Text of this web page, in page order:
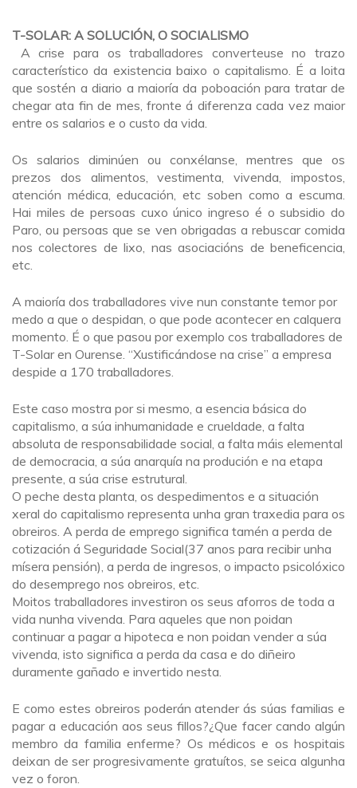
T-SOLAR: A SOLUCIÓN, O SOCIALISMO
A crise para os traballadores converteuse no trazo
característico da existencia baixo o capitalismo. É a loita
que sostén a diario a maioría da poboación para tratar de
chegar ata fin de mes, fronte á diferenza cada vez maior
entre os salarios e o custo da vida.
Os salarios diminúen ou conxélanse, mentres que os
prezos dos alimentos, vestimenta, vivenda, impostos,
atención médica, educación, etc soben como a escuma.
Hai miles de persoas cuxo único ingreso é o subsidio do
Paro, ou persoas que se ven obrigadas a rebuscar comida
nos colectores de lixo, nas asociacións de beneficencia,
etc.
A maioría dos traballadores vive nun constante temor por
medo a que o despidan, o que pode acontecer en calquera
momento. É o que pasou por exemplo cos traballadores de
T-Solar en Ourense. “Xustificándose na crise” a empresa
despide a 170 traballadores.
Este caso mostra por si mesmo, a esencia básica do
capitalismo, a súa inhumanidade e crueldade, a falta
absoluta de responsabilidade social, a falta máis elemental
de democracia, a súa anarquía na produción e na etapa
presente, a súa crise estrutural.
O peche desta planta, os despedimentos e a situación
xeral do capitalismo representa unha gran traxedia para os
obreiros. A perda de emprego significa tamén a perda de
cotización á Seguridade Social(37 anos para recibir unha
mísera pensión), a perda de ingresos, o impacto psicolóxico
do desemprego nos obreiros, etc.
Moitos traballadores investiron os seus aforros de toda a
vida nunha vivenda. Para aqueles que non poidan
continuar a pagar a hipoteca e non poidan vender a súa
vivenda, isto significa a perda da casa e do diñeiro
duramente gañado e invertido nesta.
E como estes obreiros poderán atender ás súas familias e
pagar a educación aos seus fillos?¿Que facer cando algún
membro da familia enferme? Os médicos e os hospitais
deixan de ser progresivamente gratuítos, se seica algunha
vez o foron.